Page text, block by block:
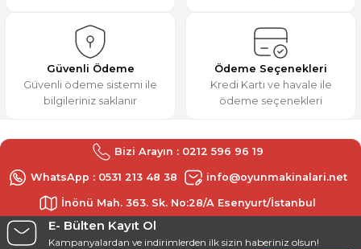
Güvenli Ödeme
Güvenli ödeme sistemi ile
bilgileriniz saklanır
Ödeme Seçenekleri
Kredi Kartı ve havale ile
ödeme seçenekleri
Bizi Arayın : 0212 596 96 19
WhatsApp : 0531 213 48 38 info@oyunmakinalari.net
İnönü Mah. 363. Sk. No:28/A Esenyurt/İstanbul
E- Bülten Kayıt Ol
Kampanyalardan ve indirimlerden ilk sizin haberiniz olsun!